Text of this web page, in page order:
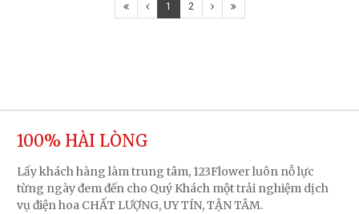
1 2
100% HÀI LÒNG
Lấy khách hàng làm trung tâm, 123Flower luôn nỗ lực
từng ngày đem đến cho Quý Khách một trải nghiệm dịch
vụ điện hoa CHẤT LƯỢNG, UY TÍN, TẬN TÂM.